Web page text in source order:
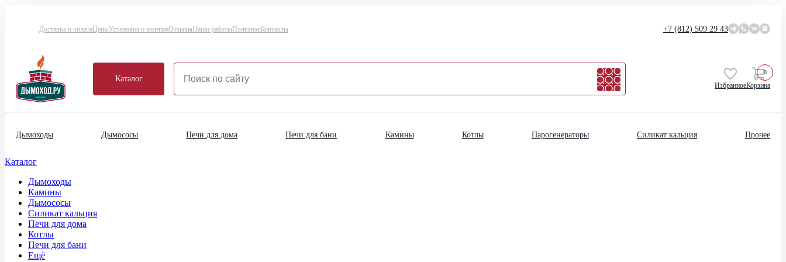
Доставка и оплатаЦеныУстановка и монтажОтзывыНаши работыПолезное Контакты +7 (812) 509 29 43
Каталог
ИзбранноеКорзина
0
Дымоходы Дымососы Печи для дома Печи для бани Камины Котлы Парогенераторы Силикат кальция Прочее
Каталог
Дымоходы
Камины
Дымососы
Силикат кальция
Печи для дома
Котлы
Печи для бани
Ещё